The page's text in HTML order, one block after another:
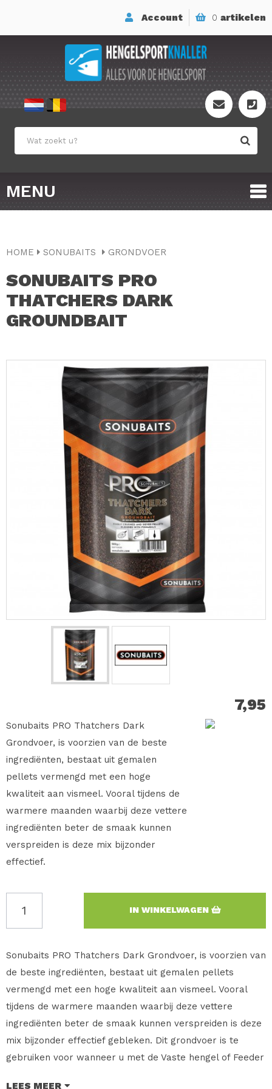
0 artikelen
Account
MENU
HOME SONUBAITS GRONDVOER
SONUBAITS PRO
THATCHERS DARK
GROUNDBAIT
7,95
Sonubaits PRO Thatchers Dark
Grondvoer, is voorzien van de beste
ingrediënten, bestaat uit gemalen
pellets vermengd met een hoge
kwaliteit aan vismeel. Vooral tijdens de
warmere maanden waarbij deze vettere
ingrediënten beter de smaak kunnen
verspreiden is deze mix bijzonder
effectief.
IN WINKELWAGEN
Sonubaits PRO Thatchers Dark Grondvoer, is voorzien van
de beste ingrediënten, bestaat uit gemalen pellets
vermengd met een hoge kwaliteit aan vismeel. Vooral
tijdens de warmere maanden waarbij deze vettere
ingrediënten beter de smaak kunnen verspreiden is deze
mix bijzonder effectief gebleken. Dit grondvoer is te
gebruiken voor wanneer u met de Vaste hengel of Feeder
LEES MEER